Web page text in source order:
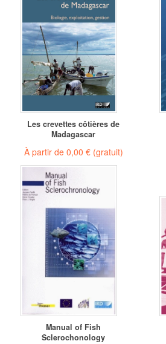
Les crevettes côtières de
Madagascar
À partir de 0,00 € (gratuit)
Manual of Fish
Sclerochonology